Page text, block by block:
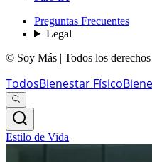
Preguntas Frecuentes
Legal
© Soy Más | Todos los derechos
TodosBienestar Físico
Estilo de Vida